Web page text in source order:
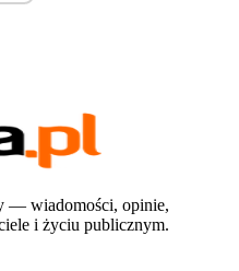
— wiadomości, opinie,
i życiu publicznym.